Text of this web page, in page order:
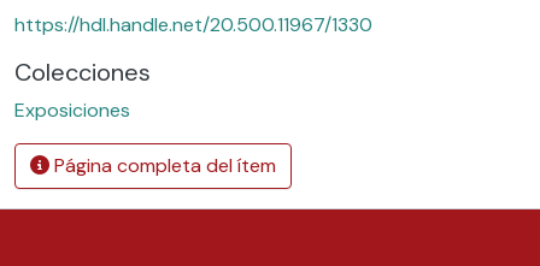
https://hdl.handle.net/20.500.11967/1330
Colecciones
Exposiciones
Página completa del ítem